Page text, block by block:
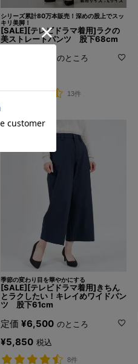
シリーズ累計80万本販売！深めの股上でスッ
キリ美脚！
[SALE][テレビドラマ着用]ラクの
美ストレートパンツ 股下68cm
のところ
13件
季節の変わり目を華やかにする
[SALE][テレビドラマ着用]きちん
とラクしたい！キレイめワイドパン
ツ 股下61cm
定価 ¥6,500 のところ
¥5,850 税込
8件